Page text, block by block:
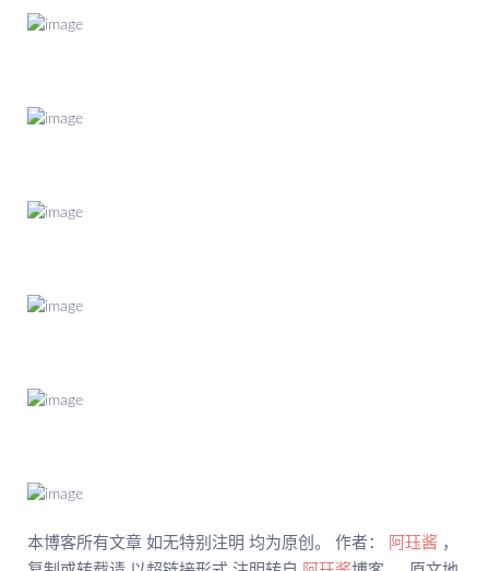
本博客所有文章 如无特别注明 均为原创。 作者： 阿珏酱 ，